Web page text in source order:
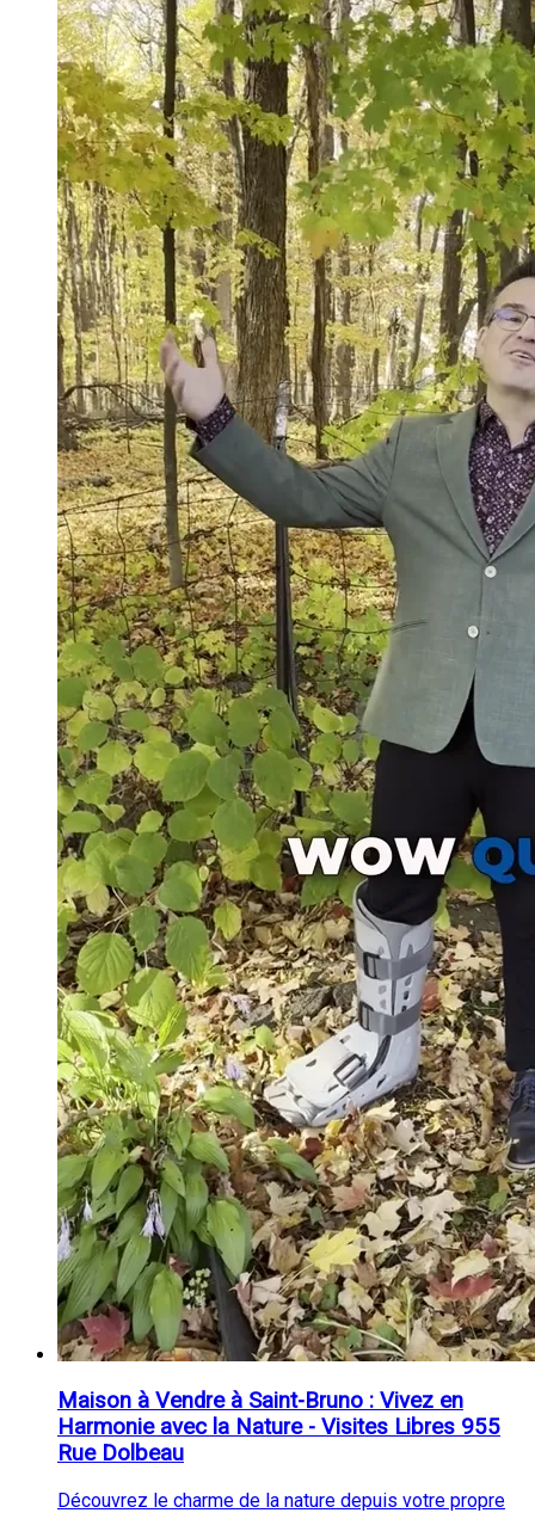
Maison à Vendre à Saint-Bruno : Vivez en
Harmonie avec la Nature - Visites Libres 955
Rue Dolbeau
Découvrez le charme de la nature depuis votre propre